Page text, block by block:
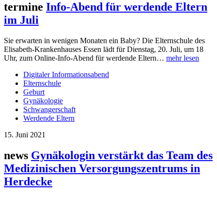
termine Info-Abend für werdende Eltern
im Juli
Sie erwarten in wenigen Monaten ein Baby? Die Elternschule des
Elisabeth-Krankenhauses Essen lädt für Dienstag, 20. Juli, um 18
Uhr, zum Online-Info-Abend für werdende Eltern… mehr lesen
Digitaler Informationsabend
Elternschule
Geburt
Gynäkologie
Schwangerschaft
Werdende Eltern
15. Juni 2021
news Gynäkologin verstärkt das Team des
Medizinischen Versorgungszentrums in
Herdecke